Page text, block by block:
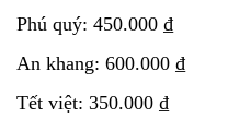
Phú quý: 450.000 ₫
An khang: 600.000 ₫
Tết việt: 350.000 ₫